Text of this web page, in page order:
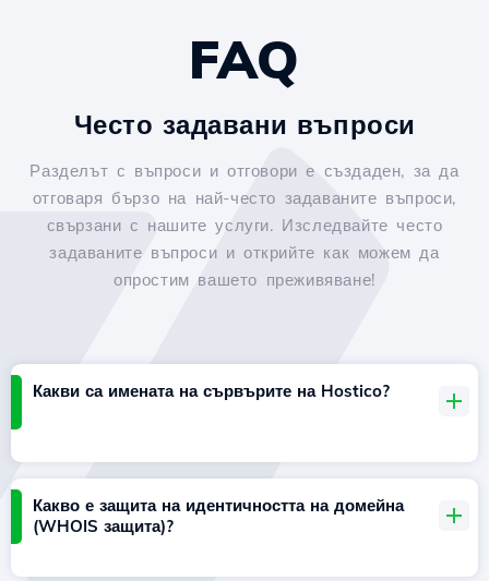
FAQ
Често задавани въпроси
Разделът с въпроси и отговори е създаден, за да
отговаря бързо на най-често задаваните въпроси,
свързани с нашите услуги. Изследвайте често
задаваните въпроси и открийте как можем да
опростим вашето преживяване!
Какви са имената на сървърите на Hostico?
Какво е защита на идентичността на домейна
(WHOIS защита)?